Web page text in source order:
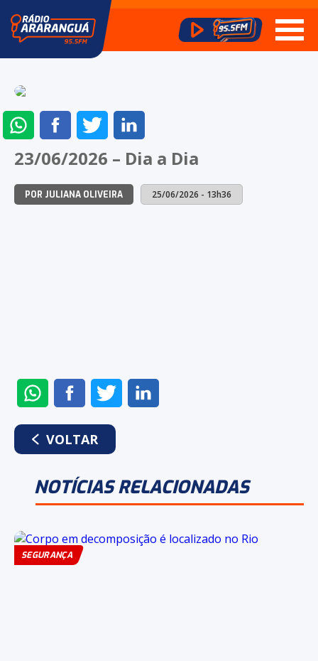
ENVIAR
NO
WHATSAPP
COMPARTILHAR
NO
FACEBOOK
COMPARTILHAR
NO
TWITTERLINKEDIN
23/06/2026 – Dia a Dia
POR JULIANA OLIVEIRA 25/06/2026 - 13h36
ENVIAR
NO
WHATSAPP
COMPARTILHAR
NO
FACEBOOK
COMPARTILHAR
NO
VOLTAR
NOTÍCIAS RELACIONADAS
SEGURANÇA